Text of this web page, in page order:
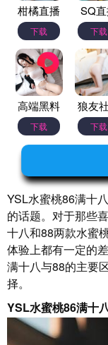
柑橘直播
下载
SQ
下载
高端黑料
下载
狼友
下载
YSL水蜜桃86满十
的话题。对于那些
十八和88两款水蜜
体验上都有一定的
满十八与88的主要
择。
YSL水蜜桃86满十